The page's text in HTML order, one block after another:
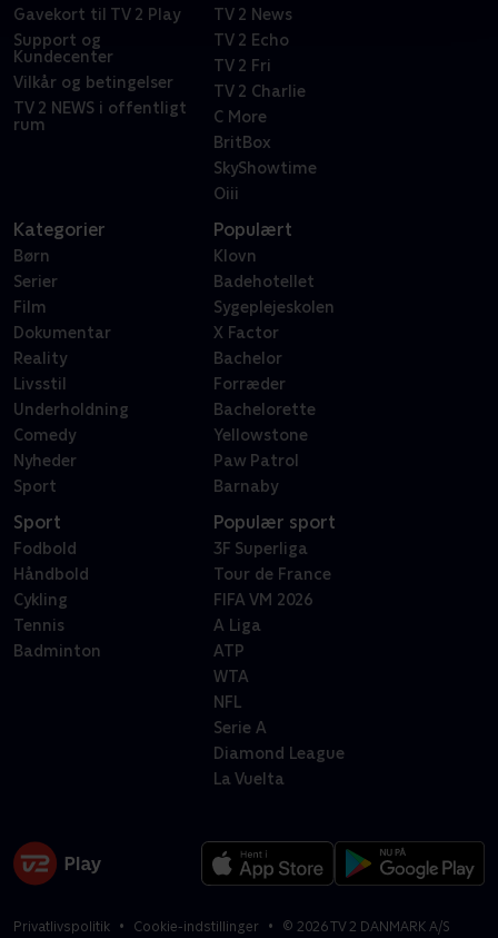
Gavekort til TV 2 Play
Support og
Kundecenter
Vilkår og betingelser
TV 2 NEWS i offentligt
rum
TV 2 News
TV 2 Echo
TV 2 Fri
TV 2 Charlie
C More
BritBox
SkyShowtime
Oiii
Kategorier
Børn
Serier
Film
Dokumentar
Reality
Livsstil
Underholdning
Comedy
Nyheder
Sport
Populært
Klovn
Badehotellet
Sygeplejeskolen
X Factor
Bachelor
Forræder
Bachelorette
Yellowstone
Paw Patrol
Barnaby
Sport
Fodbold
Håndbold
Cykling
Tennis
Badminton
Populær sport
3F Superliga
Tour de France
FIFA VM 2026
A Liga
ATP
WTA
NFL
Serie A
Diamond League
La Vuelta
Privatlivspolitik Cookie-indstillinger © 2026TV 2 DANMARK A/S